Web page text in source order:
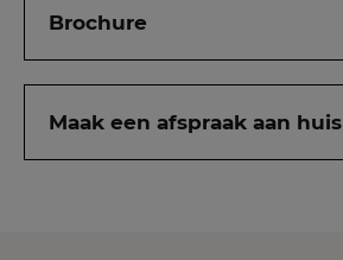
Brochure
Maak een afspraak aan huis